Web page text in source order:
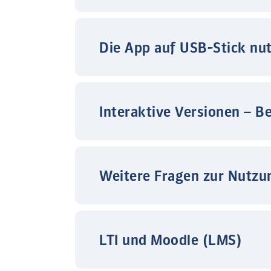
Die App auf USB-Stick
Interaktive Versionen –
Weitere Fragen zur
LTI und Moodle (LMS)